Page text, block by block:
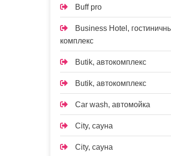
Buff pro
Business Hotel,
комплекс
Butik, автокомплекс
Butik, автокомплекс
Car wash, автомойка
City, сауна
City, сауна